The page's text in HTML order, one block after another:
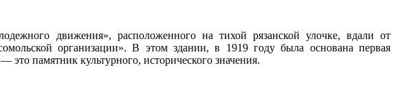
движения», расположенного на тихой рязанской улочке, вдали от
организации». В этом здании, в 1919 году была основана первая
памятник культурного, исторического значения.